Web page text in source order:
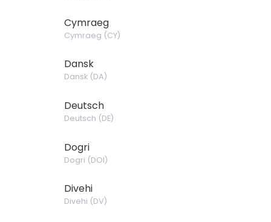
Cymraeg
Cymraeg (CY)
Dansk
Dansk(DA)
Deutsch
Deutsch (DE)
Dogri
Dogri (DOI)
Divehi
Divehi (DV)